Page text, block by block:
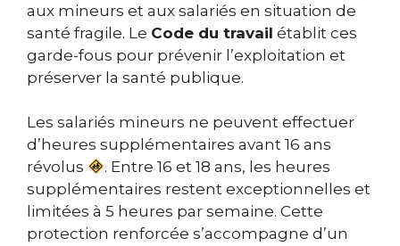
aux mineurs et aux salariés en situation de
santé fragile. Le Code du travail établit ces
garde-fous pour prévenir l’exploitation et
préserver la santé publique.
Les salariés mineurs ne peuvent effectuer
d’heures supplémentaires avant 16 ans
révolus
. Entre 16 et 18 ans, les heures
supplémentaires restent exceptionnelles et
limitées à 5 heures par semaine. Cette
protection renforcée s’accompagne d’un